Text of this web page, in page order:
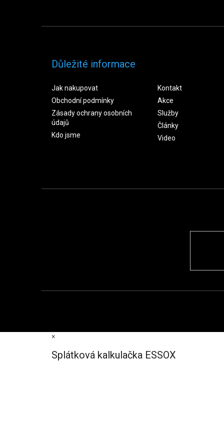
Důležité informace
Jak nakupovat
Obchodní podmínky
Zásady ochrany osobních
údajů
Kdo jsme
Kontakt
Akce
Služby
Články
Video
×
Splátková kalkulačka ESSOX